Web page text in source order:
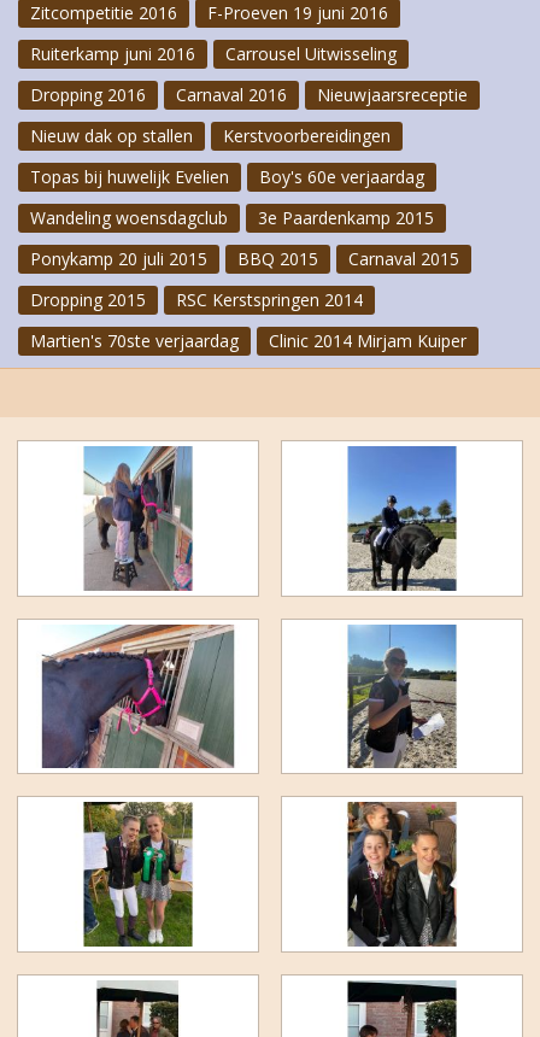
Zitcompetitie 2016
F-Proeven 19 juni 2016
Ruiterkamp juni 2016
Carrousel Uitwisseling
Dropping 2016
Carnaval 2016
Nieuwjaarsreceptie
Nieuw dak op stallen
Kerstvoorbereidingen
Topas bij huwelijk Evelien
Boy's 60e verjaardag
Wandeling woensdagclub
3e Paardenkamp 2015
Ponykamp 20 juli 2015
BBQ 2015
Carnaval 2015
Dropping 2015
RSC Kerstspringen 2014
Martien's 70ste verjaardag
Clinic 2014 Mirjam Kuiper